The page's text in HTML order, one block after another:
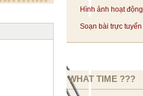
Hình ảnh hoạt động
Soạn bài trực tuyến
WHAT TIME ???